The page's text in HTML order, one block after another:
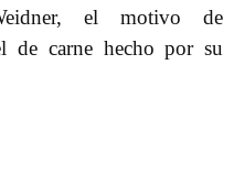
el motivo de
de carne hecho por su